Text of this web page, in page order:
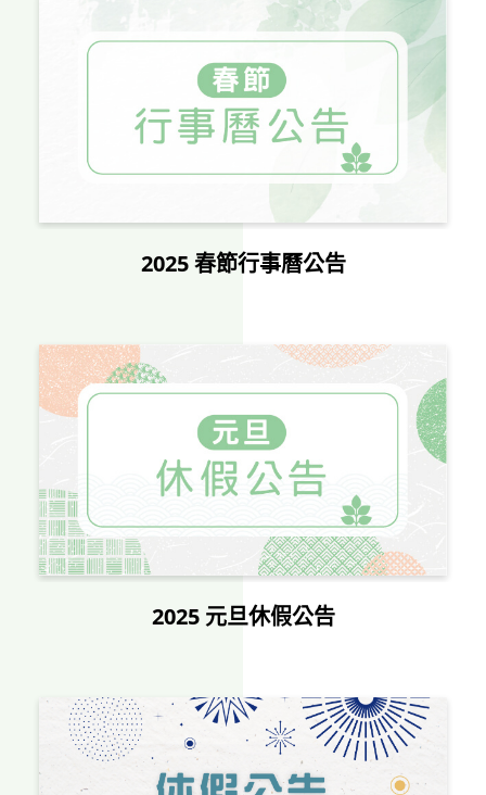
2025 春節行事曆公告
2025 元旦休假公告